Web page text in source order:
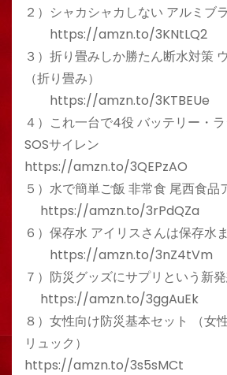
２）シャカシャカしない アルミブ
https://amzn.to/3KNtLQ2
３）折り畳みしか勝たん断水対策
（折り畳み）
https://amzn.to/3KTBEUe
４）これ一台で4役 バッテリー・
SOSサイレン
https://amzn.to/3QEPzAO
５）水で簡単ご飯 非常食 尾西食品
https://amzn.to/3rPdQZa
６）保存水 アイリスさんは保存水
https://amzn.to/3nZ4tVm
７）防災グッズにサプリという新
https://amzn.to/3ggAuEk
８）女性向け防災基本セット （女
リュック）
https://amzn.to/3s5sMCt